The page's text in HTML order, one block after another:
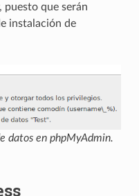
puesto que serán
instalación de
datos en phpMyAdmin.